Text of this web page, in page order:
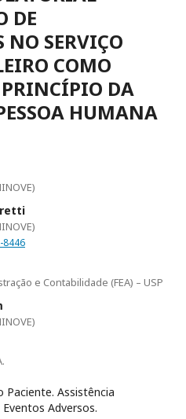
DE
SERVIÇO
COMO
PRINCÍPIO DA
HUMANA
e Contabilidade (FEA) – USP
Paciente. Assistência
Adversos.